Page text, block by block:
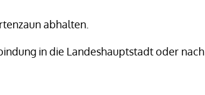
abhalten.
in die Landeshauptstadt oder nach